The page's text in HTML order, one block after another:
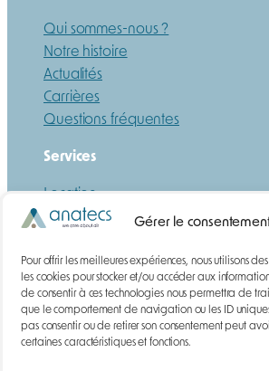
Gérer le
Pour offrir les meilleures expériences, nous utilisons
les cookies pour stocker et/ou accéder aux
de consentir à ces technologies nous permettra de
que le comportement de navigation ou les ID
pas consentir ou de retirer son consentement peut
certaines caractéristiques et fonctions.
Qui sommes-nous ?
Notre histoire
Actualités
Carrières
Questions fréquentes
Services
Location
Maintenance
Ressources
Guide
Téléchargements